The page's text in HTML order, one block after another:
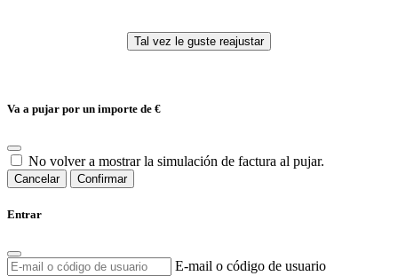
Va a pujar por un importe de €
No volver a mostrar la simulación de factura al pujar.
Cancelar Confirmar
Entrar
E-mail o código de usuario